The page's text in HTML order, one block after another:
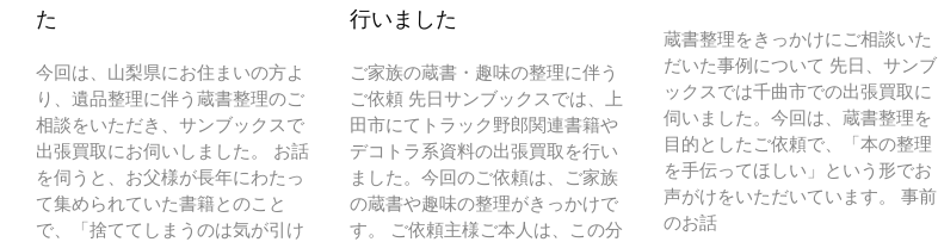
た
今回は、山梨県にお住まいの方よ
り、遺品整理に伴う蔵書整理のご
相談をいただき、サンブックスで
出張買取にお伺いしました。 お話
を伺うと、お父様が長年にわたっ
て集められていた書籍とのこと
で、「捨ててしまうのは気が引け
行いました
ご家族の蔵書・趣味の整理に伴う
ご依頼 先日サンブックスでは、上
田市にてトラック野郎関連書籍や
デコトラ系資料の出張買取を行い
ました。今回のご依頼は、ご家族
の蔵書や趣味の整理がきっかけで
す。 ご依頼主様ご本人は、この分
蔵書整理をきっかけにご相談いた
だいた事例について 先日、サンブ
ックスでは千曲市での出張買取に
伺いました。今回は、蔵書整理を
目的としたご依頼で、「本の整理
を手伝ってほしい」という形でお
声がけをいただいています。 事前
のお話